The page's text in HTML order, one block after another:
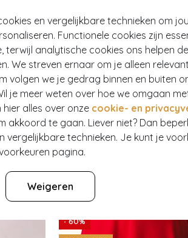
en vergelijkbare technieken om
Functionele cookies zijn
terwijl analytische cookies ons helpen
We streven ernaar om je alleen
volgen we je gedrag binnen en buiten
je meer weten over hoe we omgaan
alles over onze cookie- en
akkoord te gaan. Liever niet? Dan
vergelijkbare technieken. Je kunt je
pagina.
Weigeren
- 60%